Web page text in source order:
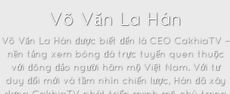
Võ Văn La Hán
Võ Văn La Hán được biết đến là CEO CakhiaTV –
nền tảng xem bóng đá trực tuyến quen thuộc
với đông đảo người hâm mộ Việt Nam. Với tư
duy đổi mới và tầm nhìn chiến lược, Hán đã xây